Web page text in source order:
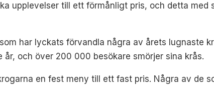
upplevelser till ett förmånligt pris, och detta med
har lyckats förvandla några av årets lugnaste
år, och över 200 000 besökare smörjer sina krås.
en fest meny till ett fast pris. Några av de